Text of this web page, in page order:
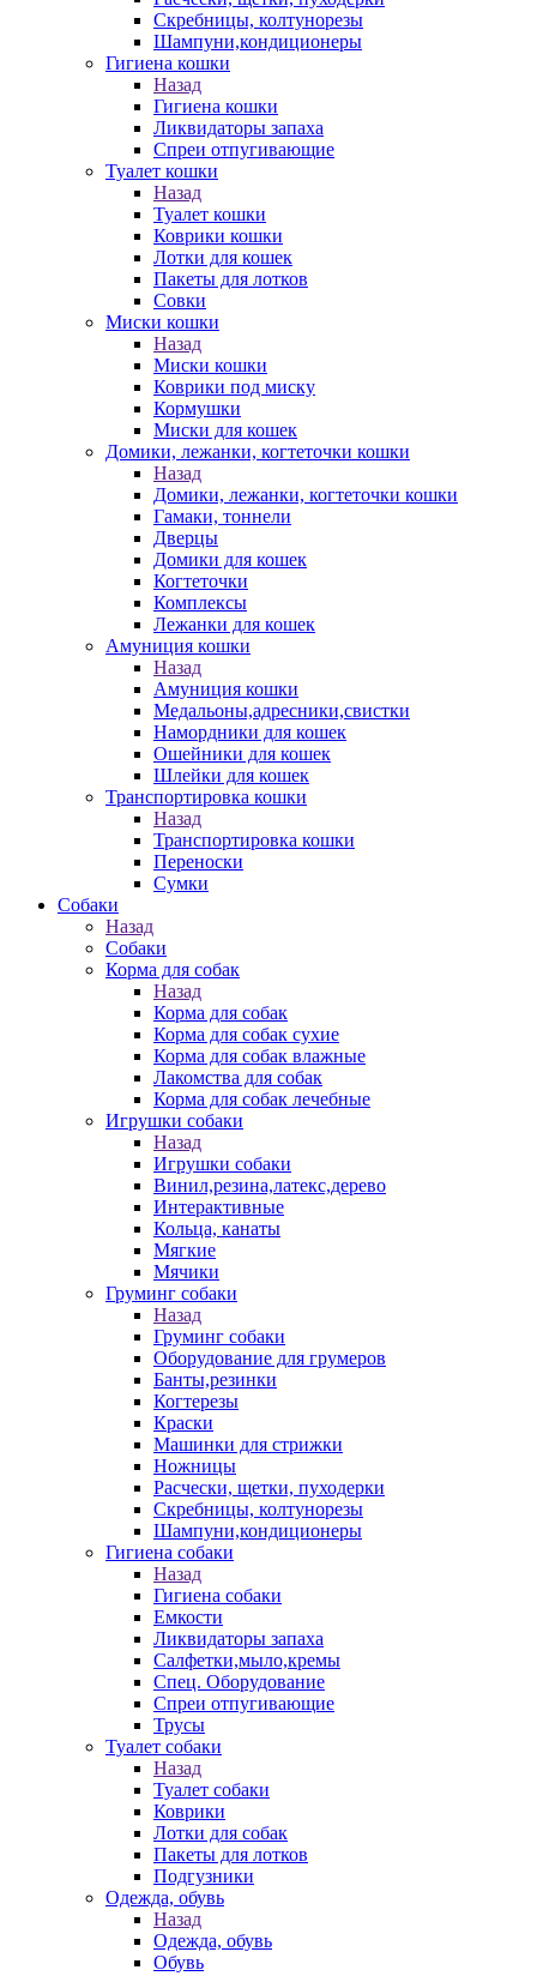
Скребницы, колтунорезы
Шампуни,кондиционеры
Гигиена кошки
Назад
Гигиена кошки
Ликвидаторы запаха
Спреи отпугивающие
Туалет кошки
Назад
Туалет кошки
Коврики кошки
Лотки для кошек
Пакеты для лотков
Совки
Миски кошки
Назад
Миски кошки
Коврики под миску
Кормушки
Миски для кошек
Домики, лежанки, когтеточки кошки
Назад
Домики, лежанки, когтеточки кошки
Гамаки, тоннели
Дверцы
Домики для кошек
Когтеточки
Комплексы
Лежанки для кошек
Амуниция кошки
Назад
Амуниция кошки
Медальоны,адресники,свистки
Намордники для кошек
Ошейники для кошек
Шлейки для кошек
Транспортировка кошки
Назад
Транспортировка кошки
Переноски
Сумки
Собаки
Назад
Собаки
Корма для собак
Назад
Корма для собак
Корма для собак сухие
Корма для собак влажные
Лакомства для собак
Корма для собак лечебные
Игрушки собаки
Назад
Игрушки собаки
Винил,резина,латекс,дерево
Интерактивные
Кольца, канаты
Мягкие
Мячики
Груминг собаки
Назад
Груминг собаки
Оборудование для грумеров
Банты,резинки
Когтерезы
Краски
Машинки для стрижки
Ножницы
Расчески, щетки, пуходерки
Скребницы, колтунорезы
Шампуни,кондиционеры
Гигиена собаки
Назад
Гигиена собаки
Емкости
Ликвидаторы запаха
Салфетки,мыло,кремы
Спец. Оборудование
Спреи отпугивающие
Трусы
Туалет собаки
Назад
Туалет собаки
Коврики
Лотки для собак
Пакеты для лотков
Подгузники
Одежда, обувь
Назад
Одежда, обувь
Обувь